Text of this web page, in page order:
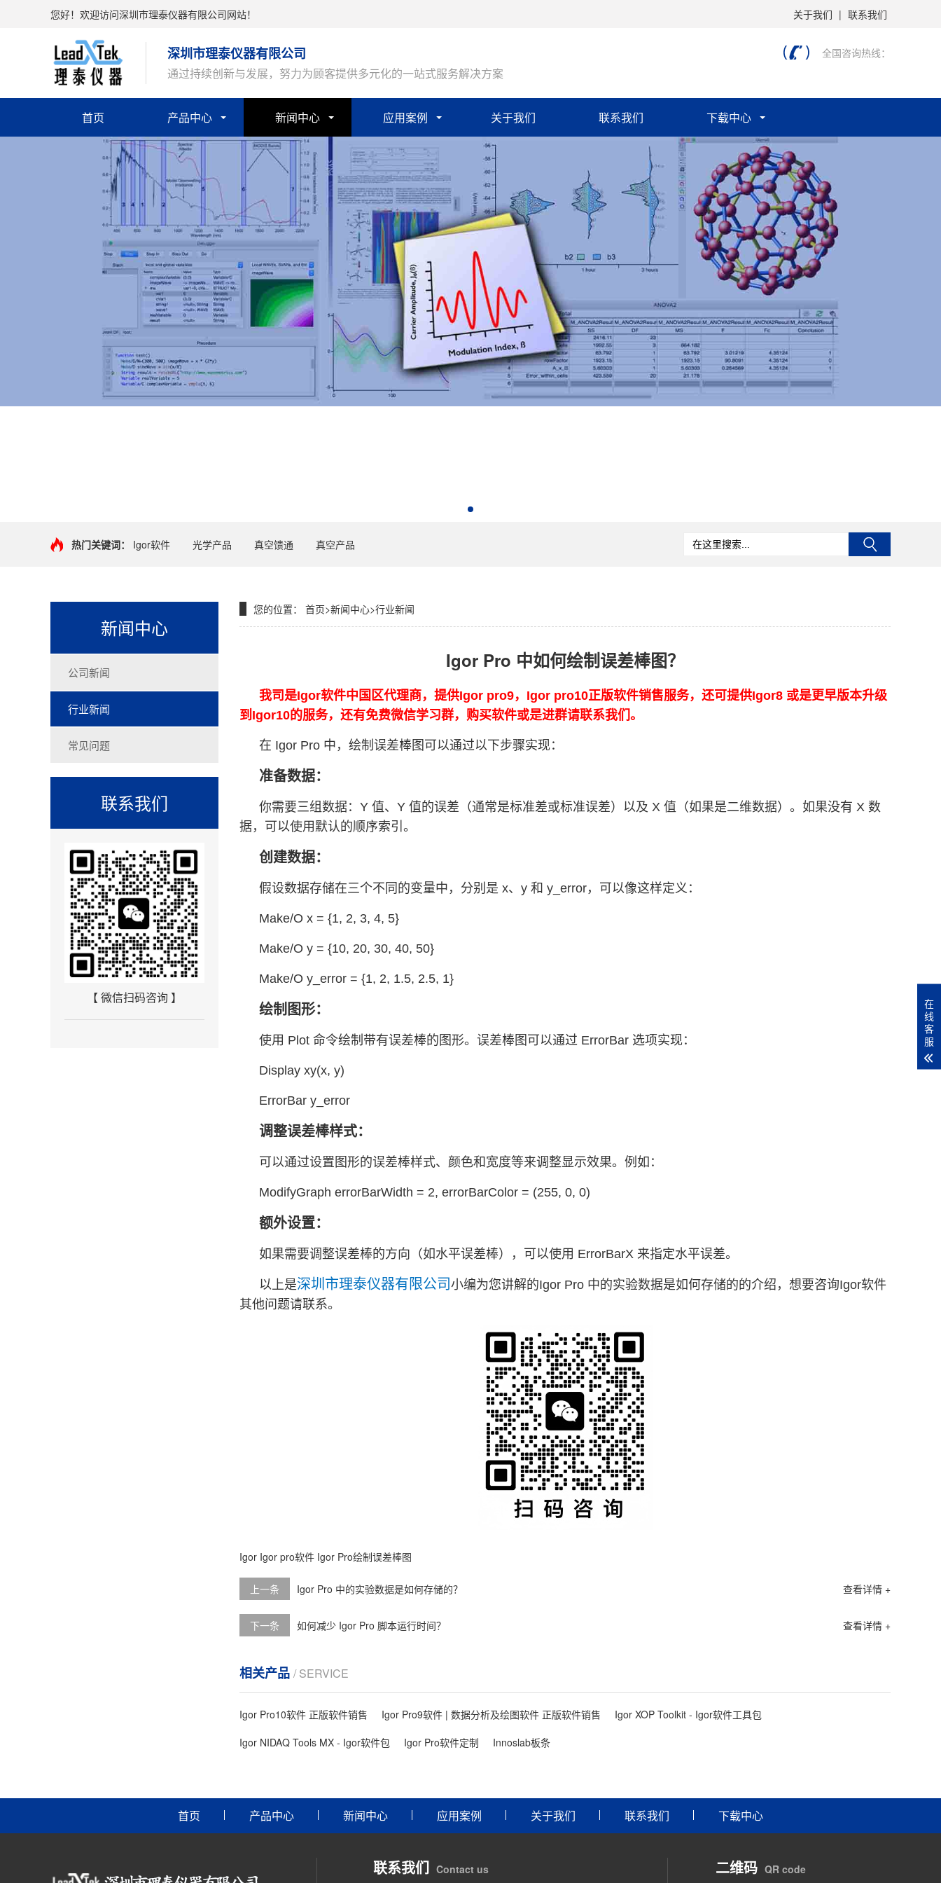
您好！欢迎访问深圳市理泰仪器有限公司网站！ 关于我们 | 联系我们
深圳市理泰仪器有限公司
通过持续创新与发展，努力为顾客提供多元化的一站式服务解决方案
全国咨询热线：
首页 产品中心 新闻中心 应用案例 关于我们 联系我们 下载中心
热门关键词：
Igor软件 光学产品 真空馈通 真空产品
新闻中心
公司新闻
行业新闻
常见问题
联系我们
【 微信扫码咨询 】
您的位置： 首页>新闻中心>行业新闻
Igor Pro 中如何绘制误差棒图？
我司是Igor软件中国区代理商，提供Igor pro9，Igor pro10正版软件销售服务，还可提供Igor8 或是更早版本升级
到Igor10的服务，还有免费微信学习群，购买软件或是进群请联系我们。
在 Igor Pro 中，绘制误差棒图可以通过以下步骤实现：
准备数据：
你需要三组数据：Y 值、Y 值的误差（通常是标准差或标准误差）以及 X 值（如果是二维数据）。如果没有 X 数
据，可以使用默认的顺序索引。
创建数据：
假设数据存储在三个不同的变量中，分别是 x、y 和 y_error，可以像这样定义：
Make/O x = {1, 2, 3, 4, 5}
Make/O y = {10, 20, 30, 40, 50}
Make/O y_error = {1, 2, 1.5, 2.5, 1}
绘制图形：
使用 Plot 命令绘制带有误差棒的图形。误差棒图可以通过 ErrorBar 选项实现：
Display xy(x, y)
ErrorBar y_error
调整误差棒样式：
可以通过设置图形的误差棒样式、颜色和宽度等来调整显示效果。例如：
ModifyGraph errorBarWidth = 2, errorBarColor = (255, 0, 0)
额外设置：
如果需要调整误差棒的方向（如水平误差棒），可以使用 ErrorBarX 来指定水平误差。
以上是深圳市理泰仪器有限公司 小编为您讲解的Igor Pro 中的实验数据是如何存储的的介绍，想要咨询Igor软件
其他问题请联系。
Igor Igor pro软件 Igor Pro绘制误差棒图
上一条 查看详情 +
Igor Pro 中的实验数据是如何存储的？
下一条 查看详情 +
如何减少 Igor Pro 脚本运行时间？
相关产品 / SERVICE
Igor Pro10软件 正版软件销售 Igor Pro9软件 | 数据分析及绘图软件 正版软件销售
Igor XOP Toolkit - Igor软件工具包
Igor NIDAQ Tools MX - Igor软件包
Igor Pro软件定制 Innoslab板条
首页 产品中心 新闻中心 应用案例 关于我们 联系我们 下载中心
联系我们 Contact us 二维码 QR code
在
线
客
服